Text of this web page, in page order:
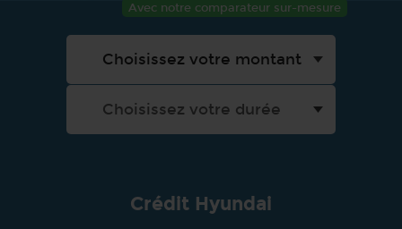
CRÉDIT TRAVAUX
PROMOTIONS
Avec notre comparateur sur-mesure
Crédit Hyundai